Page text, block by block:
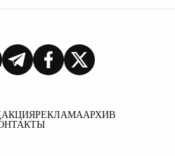
РЕКЛАМААРХИВ